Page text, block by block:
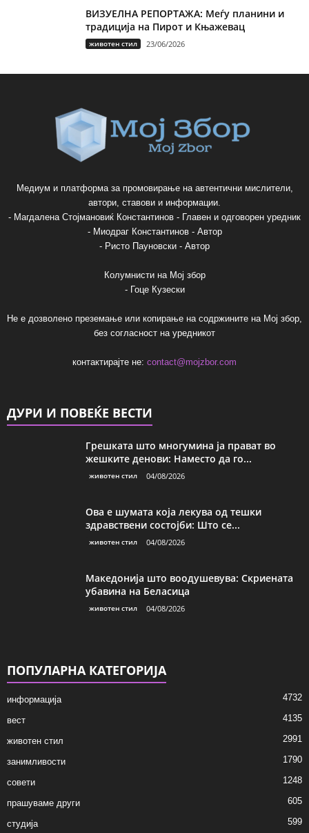
ВИЗУЕЛНА РЕПОРТАЖА: Меѓу планини и
традиција на Пирот и Књажевац
животен стил 23/06/2026
Медиум и платформа за промовирање на автентични мислители,
автори, ставови и информации.
- Магдалена Стојмановиќ Константинов - Главен и одговорен уредник
- Миодраг Константинов - Автор
- Ристо Пауновски - Автор
Колумнисти на Мој збор
- Гоце Кузески
Не е дозволено преземање или копирање на содржините на Мој збор,
без согласност на уредникот
контактирајте не: contact@mojzbor.com
ДУРИ И ПОВЕЌЕ ВЕСТИ
Грешката што многумина ја прават во
жешките денови: Наместо да го...
животен стил 04/08/2026
Ова е шумата која лекува од тешки
здравствени состојби: Што се...
животен стил 04/08/2026
Македонија што воодушевува: Скриената
убавина на Беласица
животен стил 04/08/2026
ПОПУЛАРНА КАТЕГОРИЈА
информација 4732
вест 4135
животен стил 2991
занимливости 1790
совети 1248
прашуваме други 605
студија 599